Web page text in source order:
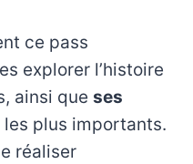
ce pass
explorer l’histoire
ainsi que ses
les plus importants.
réaliser